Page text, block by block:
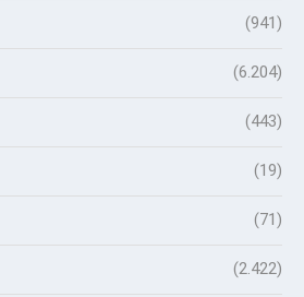
(941)
(6.204)
(443)
(19)
(71)
(2.422)